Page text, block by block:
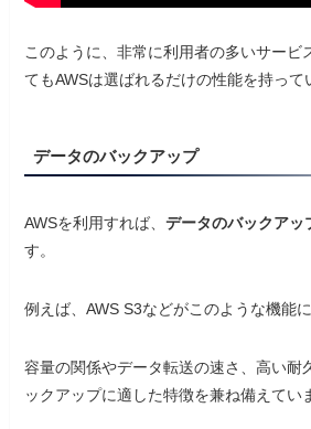
このように、非常に利用者の多いサービ
てもAWSは選ばれるだけの性能を持って
データのバックアップ
AWSを利用すれば、データのバックアッ
す。
例えば、AWS S3などがこのような機能
容量の関係やデータ転送の速さ、高い耐
ックアップに適した特徴を兼ね備えてい